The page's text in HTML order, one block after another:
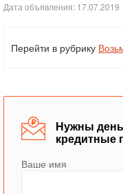
Дата объявления: 17.07.2019
Перейти в рубрику
Нужны
кредитные
Ваше имя